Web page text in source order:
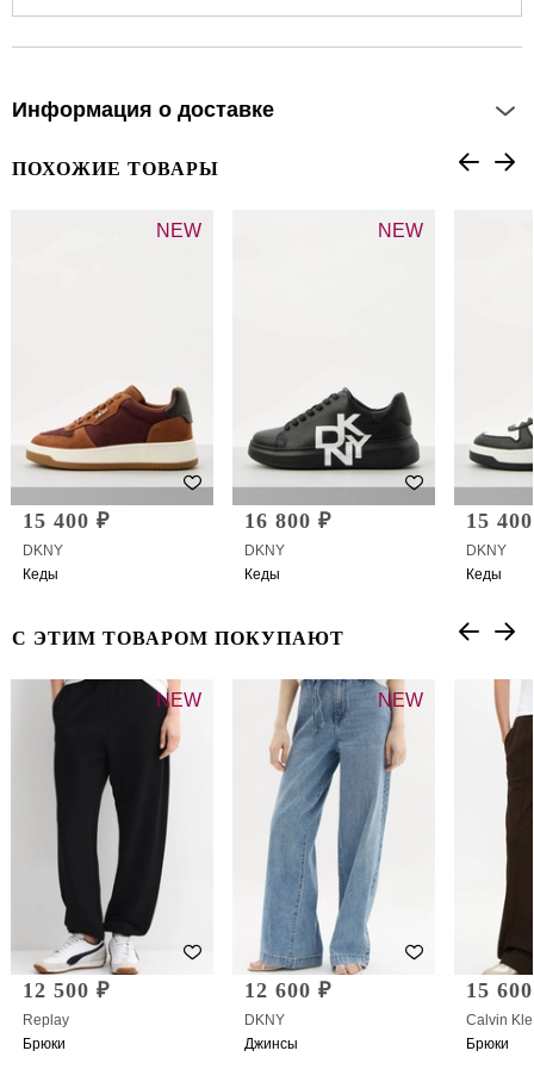
Информация о доставке
ПОХОЖИЕ ТОВАРЫ
NEW
15 400 ₽
DKNY
Кеды
NEW
16 800 ₽
DKNY
Кеды
15
DKNY
Кеды
С ЭТИМ ТОВАРОМ ПОКУПАЮТ
NEW
12 500 ₽
Replay
Брюки
NEW
12 600 ₽
DKNY
Джинсы
15
Calvin
Брюки